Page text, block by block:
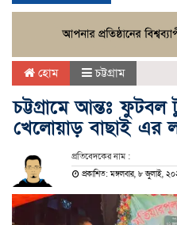
হোম চট্টগ্রাম
চট্টগ্রামে আন্তঃ
খেলোয়াড় বাছাই এর
প্রতিবেদকের নাম :
প্রকাশিত: মঙ্গলবার, ৮ জুলাই,